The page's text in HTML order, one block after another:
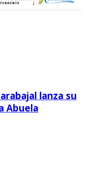
lanza su
Abuela